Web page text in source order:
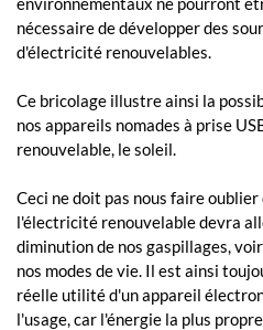
nécessaire de développer des
d'électricité renouvelables.
Ce bricolage illustre ainsi la
nos appareils nomades à prise
renouvelable, le soleil.
Ceci ne doit pas nous faire
l'électricité renouvelable devra
diminution de nos gaspillages,
nos modes de vie. Il est ainsi
réelle utilité d'un appareil
l'usage, car l'énergie la plus